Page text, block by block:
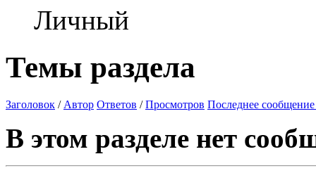
Личный
Темы раздела
Заголовок / Автор Ответов /Просмотров Последнее сообщение
В этом разделе нет